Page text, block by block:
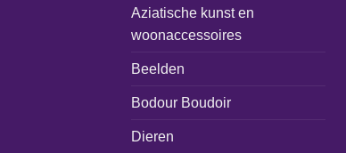
Aziatische kunst en
woonaccessoires
Beelden
Bodour Boudoir
Dieren